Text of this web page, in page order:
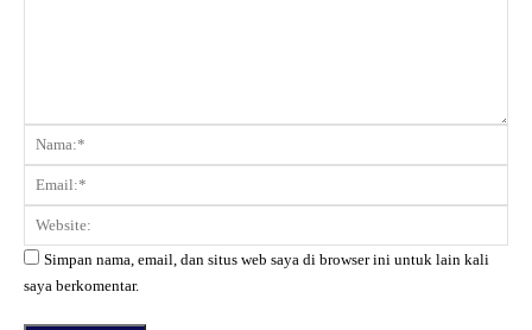
Komentar:
Simpan nama, email, dan situs web saya di browser ini untuk lain kali
saya berkomentar.